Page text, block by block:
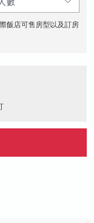
飯店可售房型以及訂房